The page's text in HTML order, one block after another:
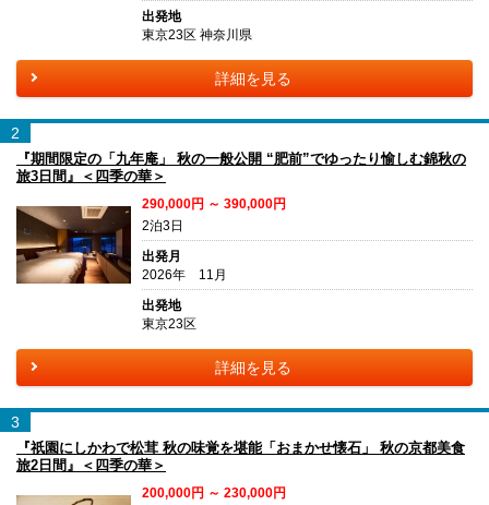
出発地
東京23区 神奈川県
詳細を見る
2
『期間限定の「九年庵」 秋の一般公開 “肥前”でゆったり愉しむ錦秋の
旅3日間』＜四季の華＞
290,000円 ～ 390,000円
2泊3日
出発月
2026年 11月
出発地
東京23区
詳細を見る
3
『祇園にしかわで松茸 秋の味覚を堪能「おまかせ懐石」 秋の京都美食
旅2日間』＜四季の華＞
200,000円 ～ 230,000円